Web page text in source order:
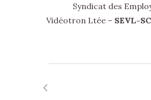
Syndicat des
Vidéotron Ltée – SEVL-